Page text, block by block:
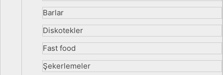
Barlar
Diskotekler
Fast food
Şekerlemeler